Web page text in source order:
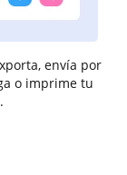
envía por
o imprime tu